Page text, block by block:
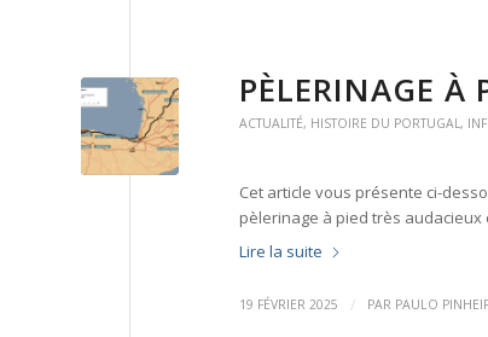
PÈLERINAGE À
ACTUALITÉ, HISTOIRE DU PORTUGAL,
Cet article vous présente ci-
pèlerinage à pied très
Lire la suite
19 FÉVRIER 2025 / PAR PAULO